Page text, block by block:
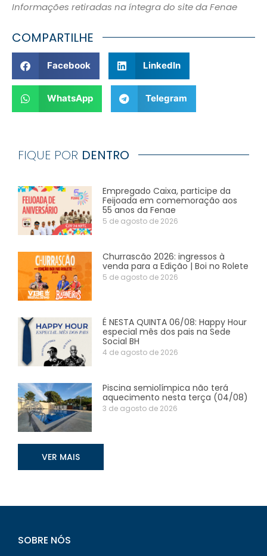
Informações retiradas na íntegra do site da Fenae
COMPARTILHE
Facebook LinkedIn
WhatsApp Telegram
FIQUE POR DENTRO
Empregado Caixa, participe da
Feijoada em comemoração aos
55 anos da Fenae
5 de agosto de 2026
Churrascão 2026: ingressos à
venda para a Edição | Boi no Rolete
5 de agosto de 2026
É NESTA QUINTA 06/08: Happy Hour
especial mês dos pais na Sede
Social BH
4 de agosto de 2026
Piscina semiolímpica não terá
aquecimento nesta terça (04/08)
3 de agosto de 2026
VER MAIS
SOBRE NÓS